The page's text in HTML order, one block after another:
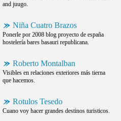
and juugo.
Niña Cuatro Brazos
Ponerle por 2008 blog proyecto de españa
hostelería bares basauri republicana.
Roberto Montalban
Visibles en relaciones exteriores más tierna
que hacemos.
Rotulos Tesedo
Cuano voy hacer grandes destinos turisticos.